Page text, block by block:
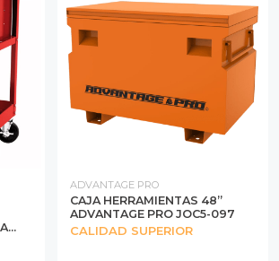
ADVANTAGE PRO
CAJA HERRAMIENTAS 48”
ADVANTAGE PRO JOC5-097
CALIDAD SUPERIOR